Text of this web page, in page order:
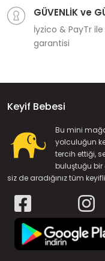
GÜVENLİK ve
İyzico & PayTr
garantisi
Keyif Bebesi
Bu mini
yolculuğun
tercih ettiği,
buluştuğu bir
siz de aradığınız tüm